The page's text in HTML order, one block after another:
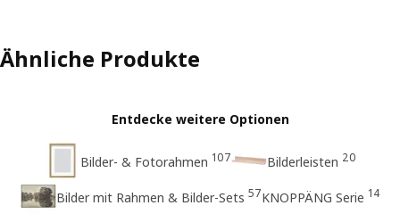
Ähnliche Produkte
Entdecke weitere Optionen
Bilder- & Fotorahmen 107 Bilderleisten 20
Bilder mit Rahmen & Bilder-Sets 57KNOPPÄNG Serie 14